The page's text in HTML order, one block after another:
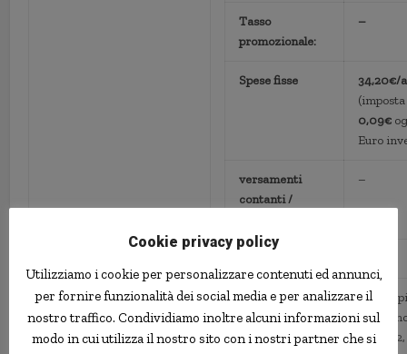
Tasso
promozionale:
–
Spese fisse
34,20€/
(imposta
0,09€
Euro
versamenti
contanti /
–
Note
1,
Cookie privacy policy
Utilizziamo i cookie per personalizzare contenuti ed annunci,
per fornire funzionalità dei social media e per analizzare il
nostro traffico. Condividiamo inoltre alcuni informazioni sul
modo in cui utilizza il nostro sito con i nostri partner che si